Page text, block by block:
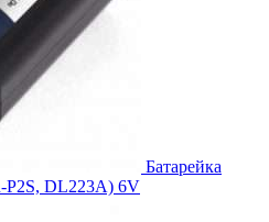
Батарейка
P2S, DL223A) 6V